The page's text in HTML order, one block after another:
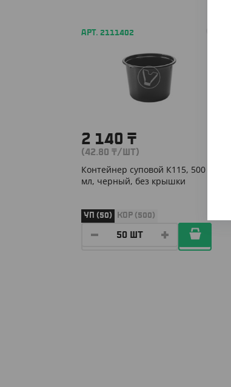
АРТ. 2111402
2 140 ₸
(42.80 ₸/ШТ)
Контейнер суповой К115, 500
мл, черный, без крышки
УП (50) КОР (500)